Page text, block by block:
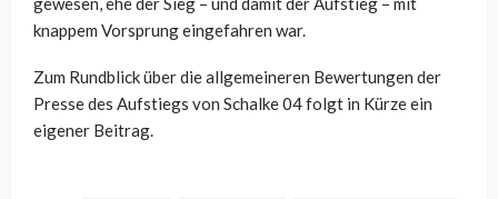
knappem Vorsprung eingefahren war.
Zum Rundblick über die allgemeineren Bewertungen der
Presse des Aufstiegs von Schalke 04 folgt in Kürze ein
eigener Beitrag.